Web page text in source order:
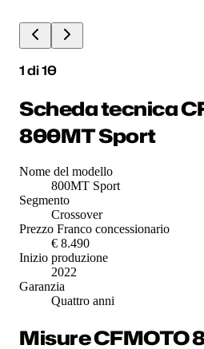
1di10
Scheda tecnica
800MT Sport
Nome del modello
800MT Sport
Segmento
Crossover
Prezzo Franco concessionario
€ 8.490
Inizio produzione
2022
Garanzia
Quattro anni
Misure CFMOTO